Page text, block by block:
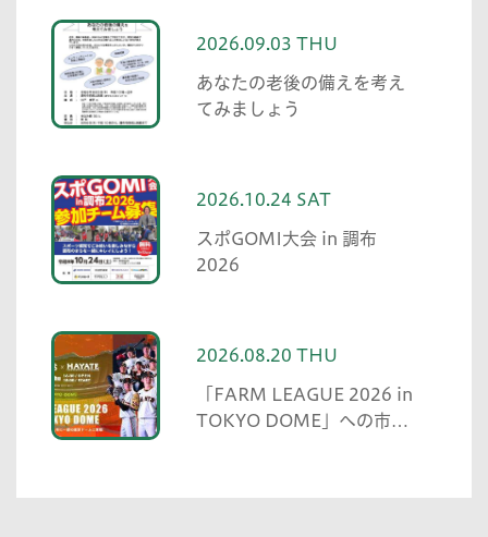
2026.09.03 THU
あなたの老後の備えを考え
てみましょう
2026.10.24 SAT
スポGOMI大会 in 調布
2026
2026.08.20 THU
「FARM LEAGUE 2026 in
TOKYO DOME」への市民